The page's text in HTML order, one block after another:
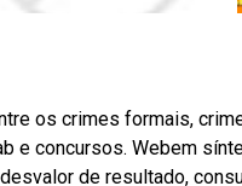
os crimes formais,
e concursos. Webem
de resultado,